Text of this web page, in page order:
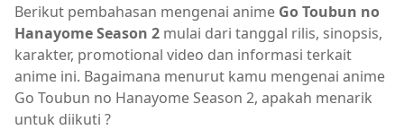
Berikut pembahasan mengenai anime Go Toubun no
Hanayome Season 2 mulai dari tanggal rilis, sinopsis,
karakter, promotional video dan informasi terkait
anime ini. Bagaimana menurut kamu mengenai anime
Go Toubun no Hanayome Season 2, apakah menarik
untuk diikuti ?